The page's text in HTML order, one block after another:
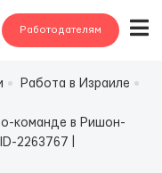
Работодателям
Работа в Израиле
команде в Ришон-
2263767 |